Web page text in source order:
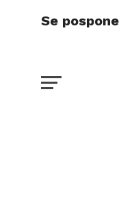
Se